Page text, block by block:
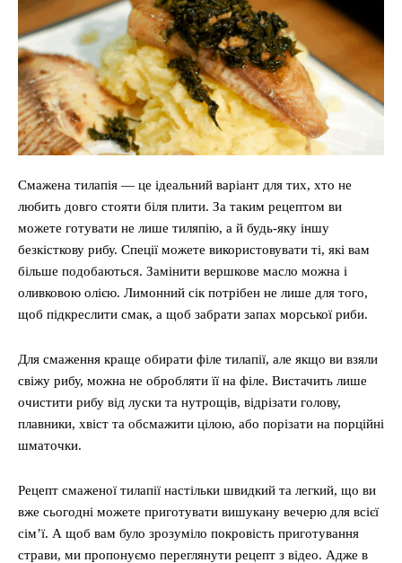
Смажена тилапія — це ідеальний варіант для тих, хто не
любить довго стояти біля плити. За таким рецептом ви
можете готувати не лише тиляпію, а й будь-яку іншу
безкісткову рибу. Спеції можете використовувати ті, які вам
більше подобаються. Замінити вершкове масло можна і
оливковою олією. Лимонний сік потрібен не лише для того,
щоб підкреслити смак, а щоб забрати запах морської риби.
Для смаження краще обирати філе тилапії, але якщо ви взяли
свіжу рибу, можна не обробляти її на філе. Вистачить лише
очистити рибу від луски та нутрощів, відрізати голову,
плавники, хвіст та обсмажити цілою, або порізати на порційні
шматочки.
Рецепт смаженої тилапії настільки швидкий та легкий, що ви
вже сьогодні можете приготувати вишукану вечерю для всієї
сім’ї. А щоб вам було зрозуміло покровість приготування
страви, ми пропонуємо переглянути рецепт з відео. Адже в